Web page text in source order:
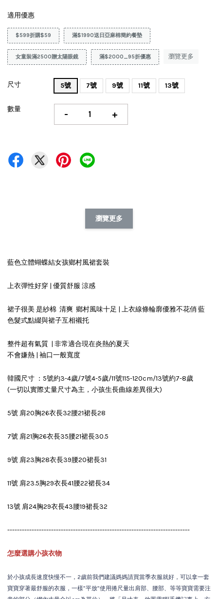
適用優惠
$599折購$59 滿$1990送日亞麻棉簡約餐墊
女童裝滿2500贈太陽眼鏡 滿$2000_95折優惠 瀏覽更多
尺寸 5號 7號 9號 11號 13號
數量 - +
瀏覽更多
藍色立體蝴蝶結女孩鄉村風裙套裝
上衣彈性好穿 | 優質舒服 涼感
裙子很美 是紗棉 清爽 鄉村風味十足 | 上衣線條輪廓優雅不花俏 藍
色髮式點綴與裙子互相襯托
整件超有氣質 | 非常適合現在炎熱的夏天
不會嫌熱 | 袖口一般寬度
韓國尺寸 ：5號約3-4歲/7號4-5歲/11號115-120cm/13號約7-8歲
(一切以實際丈量尺寸為主，小孩生長曲線差異很大)
5號 肩20胸26衣長32腰21裙長28
7號 肩21胸26衣長35腰21裙長30.5
9號 肩23胸28衣長39腰20裙長31
11號 肩23.5胸29衣長41腰22裙長34
13號 肩24胸29衣長43腰19裙長32
---------------------------------------------------------------------------
怎麼選購小孩衣物
於小孩成長速度快慢不一，2歲前我們建議媽媽請買當季衣服就好，可以拿一套
寶寶穿著最舒服的衣服，一樣”平放”使用捲尺量出肩部、腰部、等等寶寶需要注